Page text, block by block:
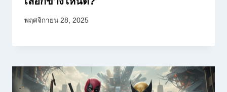
พฤศจิกายน 28, 2025